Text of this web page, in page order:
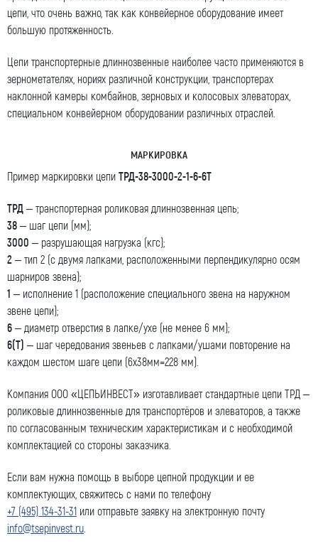
цепи, что очень важно, так как конвейерное оборудование имеет
большую протяженность.
Цепи транспортерные длиннозвенные наиболее часто применяются в
зернометателях, нориях различной конструкции, транспортерах
наклонной камеры комбайнов, зерновых и колосовых элеваторах,
специальном конвейерном оборудовании различных отраслей.
МАРКИРОВКА
Пример маркировки цепи ТРД-38-3000-2-1-6-6Т
ТРД – транспортерная роликовая длиннозвенная цепь;
38 – шаг цепи (мм);
3000 – разрушающая нагрузка (кгс);
2 – тип 2 (с двумя лапками, расположенными перпендикулярно осям
шарниров звена);
1 – исполнение 1 (расположение специального звена на наружном
звене цепи);
6 – диаметр отверстия в лапке/ухе (не менее 6 мм);
6(Т) – шаг чередования звеньев с лапками/ушами повторение на
каждом шестом шаге цепи (6х38мм=228 мм).
Компания ООО «ЦЕПЬИНВЕСТ» изготавливает стандартные цепи ТРД –
роликовые длиннозвенные для транспортёров и элеваторов, а также
по согласованным техническим характеристикам и с необходимой
комплектацией со стороны заказчика.
Если вам нужна помощь в выборе цепной продукции и ее
комплектующих, свяжитесь с нами по телефону
+7 (495) 134-31-31 или отправьте заявку на электронную почту
info@tsepinvest.ru